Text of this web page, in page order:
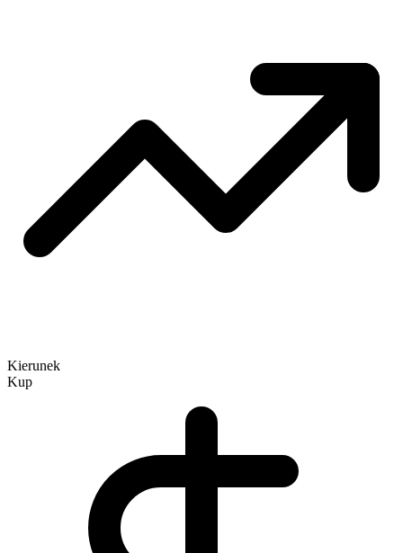
Kierunek
Kup